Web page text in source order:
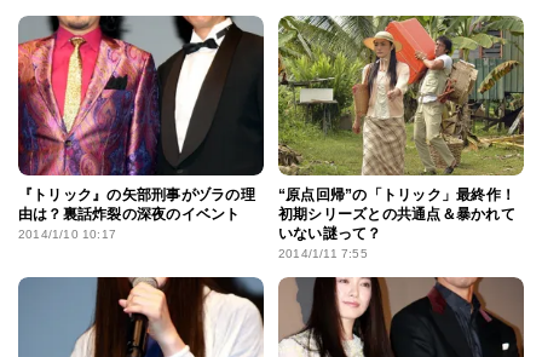
『トリック』の矢部刑事がヅラの理
由は？裏話炸裂の深夜のイベント
2014/1/10 10:17
“原点回帰”の「トリック」最終作！
初期シリーズとの共通点＆暴かれて
いない謎って？
2014/1/11 7:55